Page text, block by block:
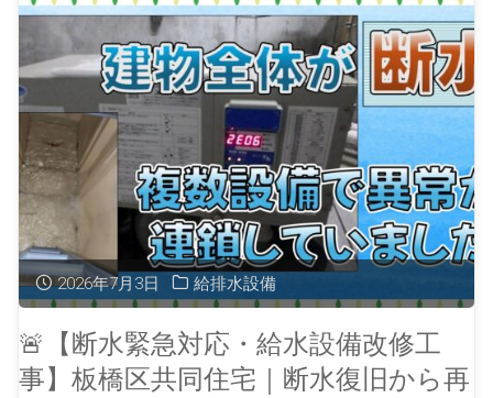
2026年7月3日 給排水設備
🚨【断水緊急対応・給水設備改修工
事】板橋区共同住宅｜断水復旧から再